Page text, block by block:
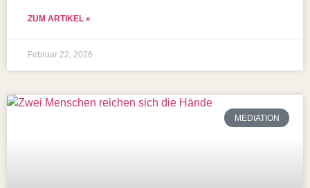
ZUM ARTIKEL »
Februar 22, 2026
MEDIATION